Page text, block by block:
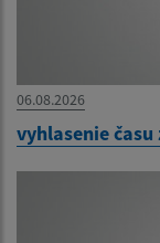
06.08.2026
vyhlasenie času